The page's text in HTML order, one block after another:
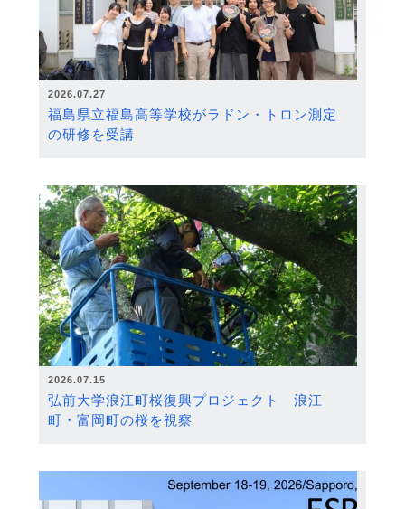
2026.07.27
福島県立福島高等学校がラドン・トロン測定
の研修を受講
2026.07.15
弘前大学浪江町桜復興プロジェクト 浪江
町・富岡町の桜を視察